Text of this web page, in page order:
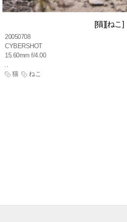
[猫][ねこ]
20050708
CYBERSHOT
15.60mm f/4.00
猫 ねこ